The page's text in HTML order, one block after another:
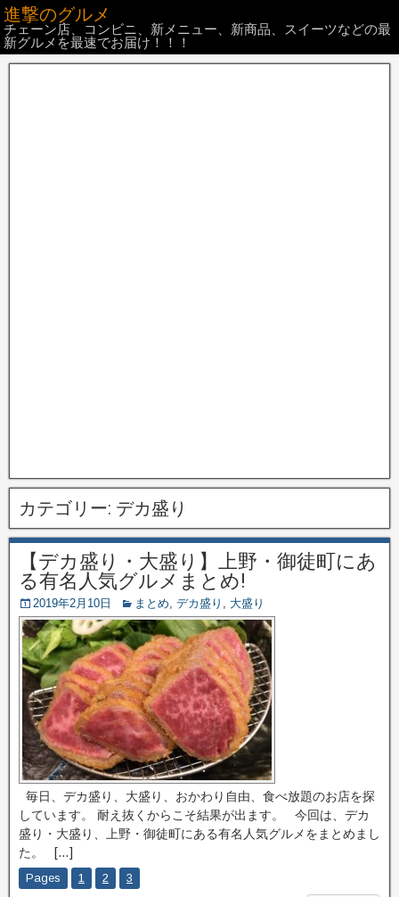
進撃のグルメ
チェーン店、コンビニ、新メニュー、新商品、スイーツなどの最
新グルメを最速でお届け！！！
カテゴリー: デカ盛り
【デカ盛り・大盛り】上野・御徒町にあ
る有名人気グルメまとめ!
2019年2月10日 まとめ, デカ盛り , 大盛り
毎日、デカ盛り、大盛り、おかわり自由、食べ放題のお店を探
しています。 耐え抜くからこそ結果が出ます。 今回は、デカ
盛り・大盛り、上野・御徒町にある有名人気グルメをまとめまし
た。 […]
Pages 1 2 3